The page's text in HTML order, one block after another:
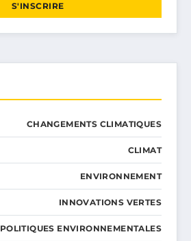
S'INSCRIRE
CHANGEMENTS CLIMATIQUES
CLIMAT
ENVIRONNEMENT
INNOVATIONS VERTES
POLITIQUES ENVIRONNEMENTALES